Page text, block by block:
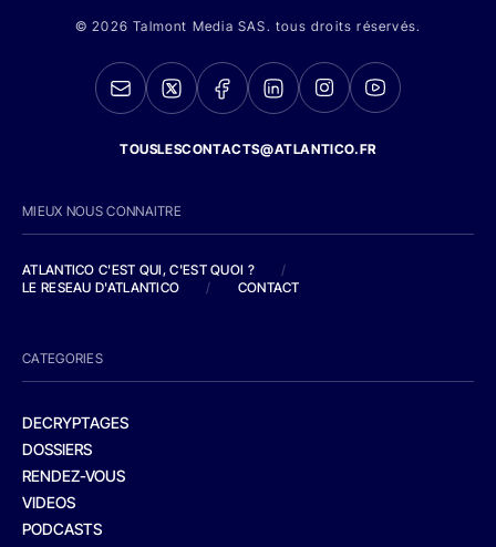
© 2026 Talmont Media SAS. tous droits réservés.
TOUSLESCONTACTS@ATLANTICO.FR
MIEUX NOUS CONNAITRE
ATLANTICO C'EST QUI, C'EST QUOI ?
/
LE RESEAU D'ATLANTICO
/ CONTACT
CATEGORIES
DECRYPTAGES
DOSSIERS
RENDEZ-VOUS
VIDEOS
PODCASTS